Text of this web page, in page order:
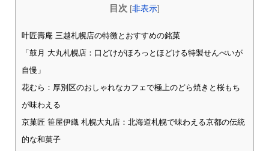
目次 [非表示]
叶匠壽庵 三越札幌店の特徴とおすすめの銘菓
「鼓月 大丸札幌店：口どけがほろっとほどける特製せんべいが
自慢」
花むら：厚別区のおしゃれなカフェで極上のどら焼きと桜もち
が味わえる
京菓匠 笹屋伊織 札幌大丸店：北海道札幌で味わえる京都の伝統
的な和菓子